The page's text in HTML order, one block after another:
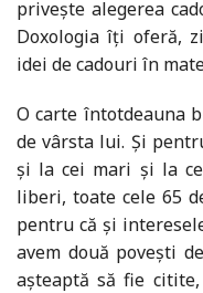
privește alegerea
Doxologia îți oferă,
idei de cadouri în
O carte întotdeauna
de vârsta lui. Și
și la cei mari și la
liberi, toate cele 65
pentru că și
avem două povești
așteaptă să fie